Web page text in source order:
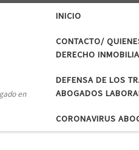
en
INICIO
CONTACTO/
DERECHO
DEFENSA DE LOS
ABOGADOS
CORONAVIRUS